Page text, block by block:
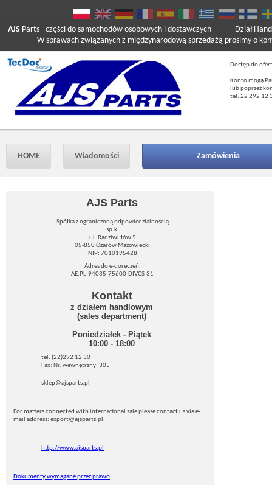
AJS Parts - części do samochodów osobowych i dostawczych
W sprawach związanych z międzynarodową sprzedażą prosimy o
Dział
Dostęp do
Konto mogą
lub poprzez
tel. 22 292 12
HOME Wiadomości Zamówienia
AJS Parts
Spółka z ograniczoną odpowiedzialnością
sp.k.
ul. Radziwiłłów 5
05-850 Ożarów Mazowiecki
NIP: 7010195428
Adres do e-doreczeń:
AE:PL-94035-75600-DIVCS-31
Kontakt
z działem handlowym
(sales department)
Poniedziałek - Piątek
10:00 - 18:00
tel. (22)292 12 30
Fax: Nr. wewnętrzny: 305
sklep@ajsparts.pl
For matters connected with international sale please contact us via e-
mail address: export@ajsparts.pl.
http://www.ajsparts.pl
Dokumenty wymagane przez prawo